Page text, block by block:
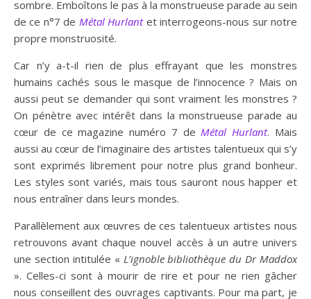
sombre. Emboîtons le pas à la monstrueuse parade au sein
de ce n°7 de Métal Hurlant et interrogeons-nous sur notre
propre monstruosité.
Car n’y a-t-il rien de plus effrayant que les monstres
humains cachés sous le masque de l’innocence ? Mais on
aussi peut se demander qui sont vraiment les monstres ?
On pénètre avec intérêt dans la monstrueuse parade au
cœur de ce magazine numéro 7 deMétal Hurlant. Mais
aussi au cœur de l’imaginaire des artistes talentueux qui s’y
sont exprimés librement pour notre plus grand bonheur.
Les styles sont variés, mais tous sauront nous happer et
nous entraîner dans leurs mondes.
Parallèlement aux œuvres de ces talentueux artistes nous
retrouvons avant chaque nouvel accès à un autre univers
une section intitulée « L’ignoblebibliothèque du Dr Maddox
». Celles-ci sont à mourir de rire et pour ne rien gâcher
nous conseillent des ouvrages captivants. Pour ma part, je